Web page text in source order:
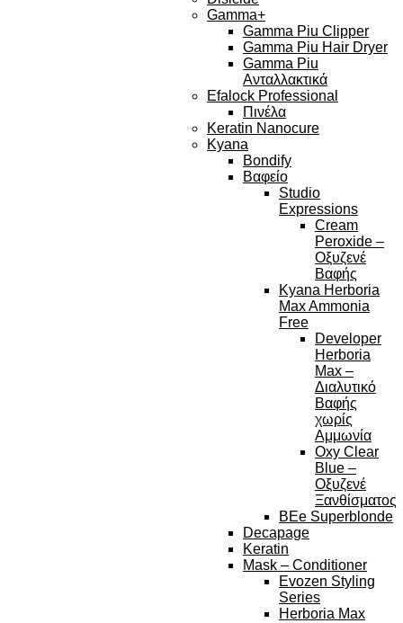
Gamma+
Gamma Piu Clipper
Gamma Piu Hair Dryer
Gamma Piu
Ανταλλακτικά
Efalock Professional
Πινέλα
Keratin Nanocure
Kyana
Bondify
Βαφείο
Studio
Expressions
Cream
Peroxide –
Οξυζενέ
Βαφής
Kyana Herboria
Max Ammonia
Free
Developer
Herboria
Max –
Διαλυτικό
Βαφής
χωρίς
Αμμωνία
Oxy Clear
Blue –
Οξυζενέ
Ξανθίσματος
BEe Superblonde
Decapage
Keratin
Mask – Conditioner
Evozen Styling
Series
Herboria Max